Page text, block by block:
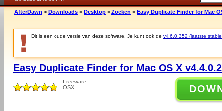
AfterDawn > Downloads > Desktop > Zoeken > Easy Duplicate Finder for Mac
Dit is een oude versie van deze software. Je kunt ook de v4.6.0.352 (laatste
Easy Duplicate Finder for Mac OS X
Freeware
OSX